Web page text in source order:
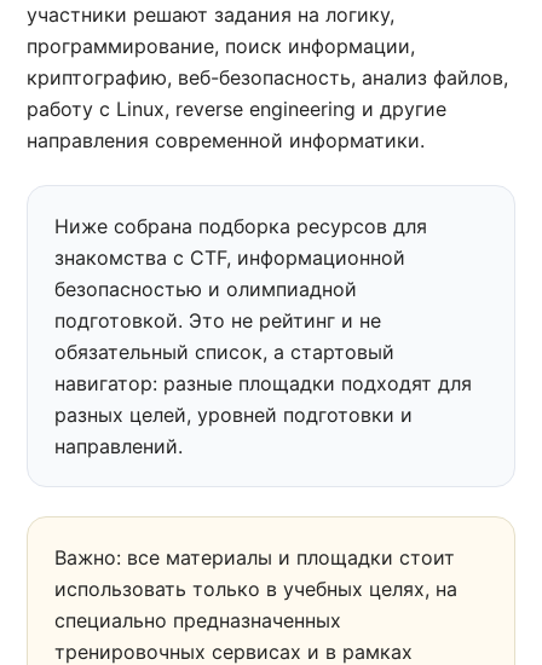
участники решают задания на логику,
программирование, поиск информации,
криптографию, веб-безопасность, анализ файлов,
работу с Linux, reverse engineering и другие
направления современной информатики.
Ниже собрана подборка ресурсов для
знакомства с CTF, информационной
безопасностью и олимпиадной
подготовкой. Это не рейтинг и не
обязательный список, а стартовый
навигатор: разные площадки подходят для
разных целей, уровней подготовки и
направлений.
Важно: все материалы и площадки стоит
использовать только в учебных целях, на
специально предназначенных
тренировочных сервисах и в рамках